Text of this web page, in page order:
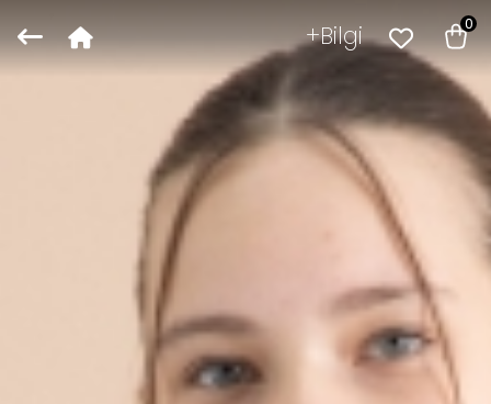
Bilgi 0